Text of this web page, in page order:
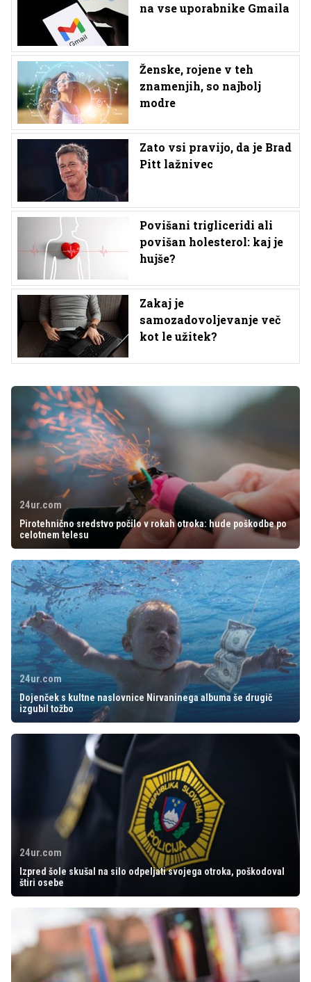
na vse uporabnike Gmaila
Ženske, rojene v teh
znamenjih, so najbolj
modre
Zato vsi pravijo, da je Brad
Pitt lažnivec
Povišani trigliceridi ali
povišan holesterol: kaj je
hujše?
Zakaj je
samozadovoljevanje več
kot le užitek?
24ur.com
Pirotehnično sredstvo počilo v rokah otroka: hude poškodbe po
celotnem telesu
24ur.com
Dojenček s kultne naslovnice Nirvaninega albuma še drugič
izgubil tožbo
24ur.com
Izpred šole skušal na silo odpeljati svojega otroka, poškodoval
štiri osebe